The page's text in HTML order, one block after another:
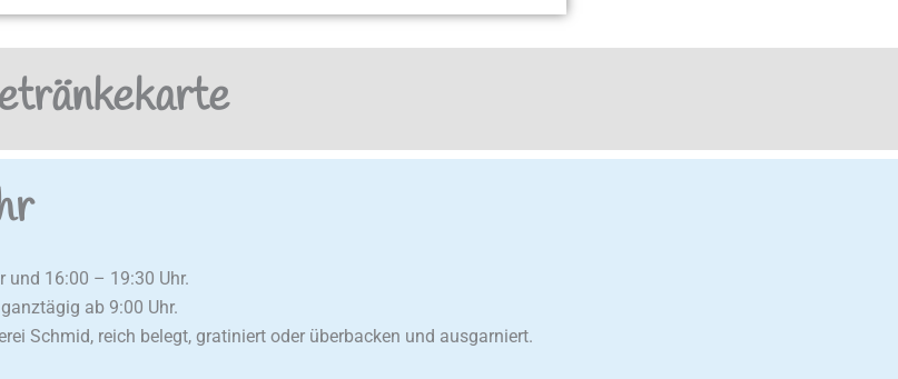
und 16:00 – 19:30 Uhr.
ab 9:00 Uhr.
Schmid, reich belegt, gratiniert oder überbacken und ausgarniert.